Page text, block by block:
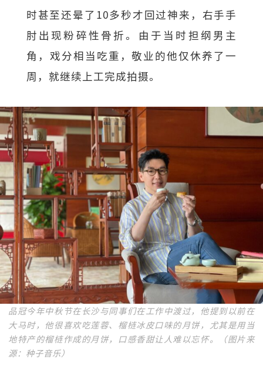
时甚至还晕了10多秒才回过神来，右手手
肘出现粉碎性骨折。由于当时担纲男主
角，戏分相当吃重，敬业的他仅休养了一
周，就继续上工完成拍摄。
品冠今年中秋节在长沙与同事们在工作中渡过，他提到以前在
大马时，他很喜欢吃莲蓉、榴梿冰皮口味的月饼，尤其是用当
地特产的榴梿作成的月饼，口感香甜让人难以忘怀。（图片来
源：种子音乐）